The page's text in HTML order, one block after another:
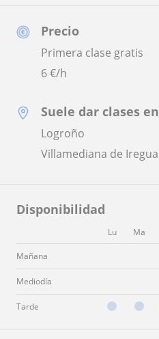
Precio
Primera clase gratis
6€/h
Suele dar clases en
Logroño
Villamediana de Iregua
Disponibilidad
Lu Ma
Mañana
Mediodía
Tarde